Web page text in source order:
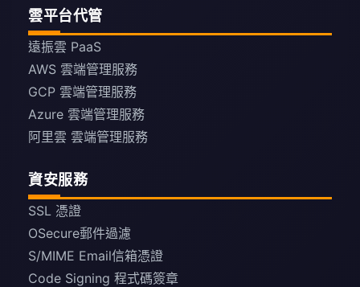
雲平台代管
遠振雲 PaaS
AWS 雲端管理服務
GCP 雲端管理服務
Azure 雲端管理服務
阿里雲 雲端管理服務
資安服務
SSL 憑證
OSecure郵件過濾
S/MIME Email信箱憑證
Code Signing 程式碼簽章